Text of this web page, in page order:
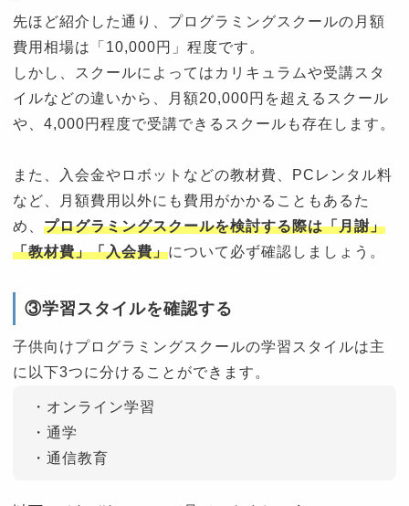
先ほど紹介した通り、プログラミングスクールの月額
費用相場は「10,000円」程度です。
しかし、スクールによってはカリキュラムや受講スタ
イルなどの違いから、月額20,000円を超えるスクール
や、4,000円程度で受講できるスクールも存在します。
また、入会金やロボットなどの教材費、PCレンタル料
など、月額費用以外にも費用がかかることもあるた
め、 プログラミングスクールを検討する際は「月謝」
「教材費」「入会費」について必ず確認しましょう。
③学習スタイルを確認する
子供向けプログラミングスクールの学習スタイルは主
に以下3つに分けることができます。
・オンライン学習
・通学
・通信教育